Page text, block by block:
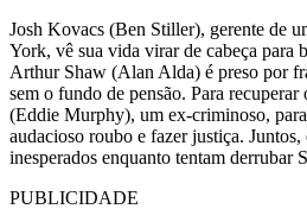
Josh Kovacs (Ben Stiller), gerente de
York, vê sua vida virar de cabeça para
Arthur Shaw (Alan Alda) é preso por
sem o fundo de pensão. Para
(Eddie Murphy), um ex-criminoso,
audacioso roubo e fazer justiça. Juntos,
inesperados enquanto tentam derrubar
PUBLICIDADE